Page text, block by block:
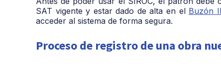
SAT vigente y estar dado de alta en el Buzón
acceder al sistema de forma segura.
Proceso de registro de una obra